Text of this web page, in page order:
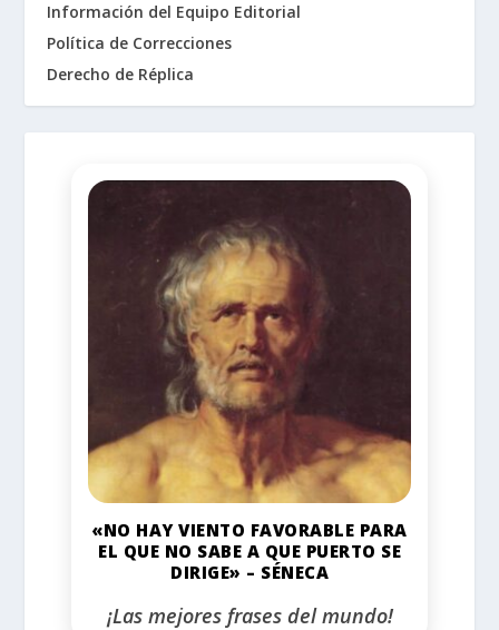
Información del Equipo Editorial
Política de Correcciones
Derecho de Réplica
«NO HAY VIENTO FAVORABLE PARA
EL QUE NO SABE A QUE PUERTO SE
DIRIGE» – SÉNECA
¡Las mejores frases del mundo!